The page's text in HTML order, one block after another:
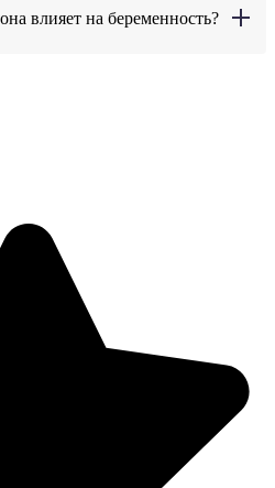
влияет на беременность?